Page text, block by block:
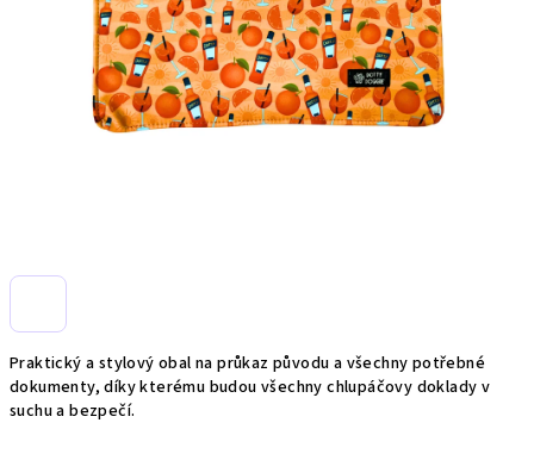
Praktický a stylový obal na průkaz původu a všechny potřebné
dokumenty, díky kterému budou všechny chlupáčovy doklady v
suchu a bezpečí.